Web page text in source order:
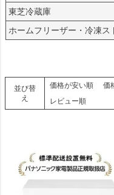
東芝冷蔵庫
ホームフリーザー・冷凍ス
並び替
え
価格が安い順 価
レビュー順